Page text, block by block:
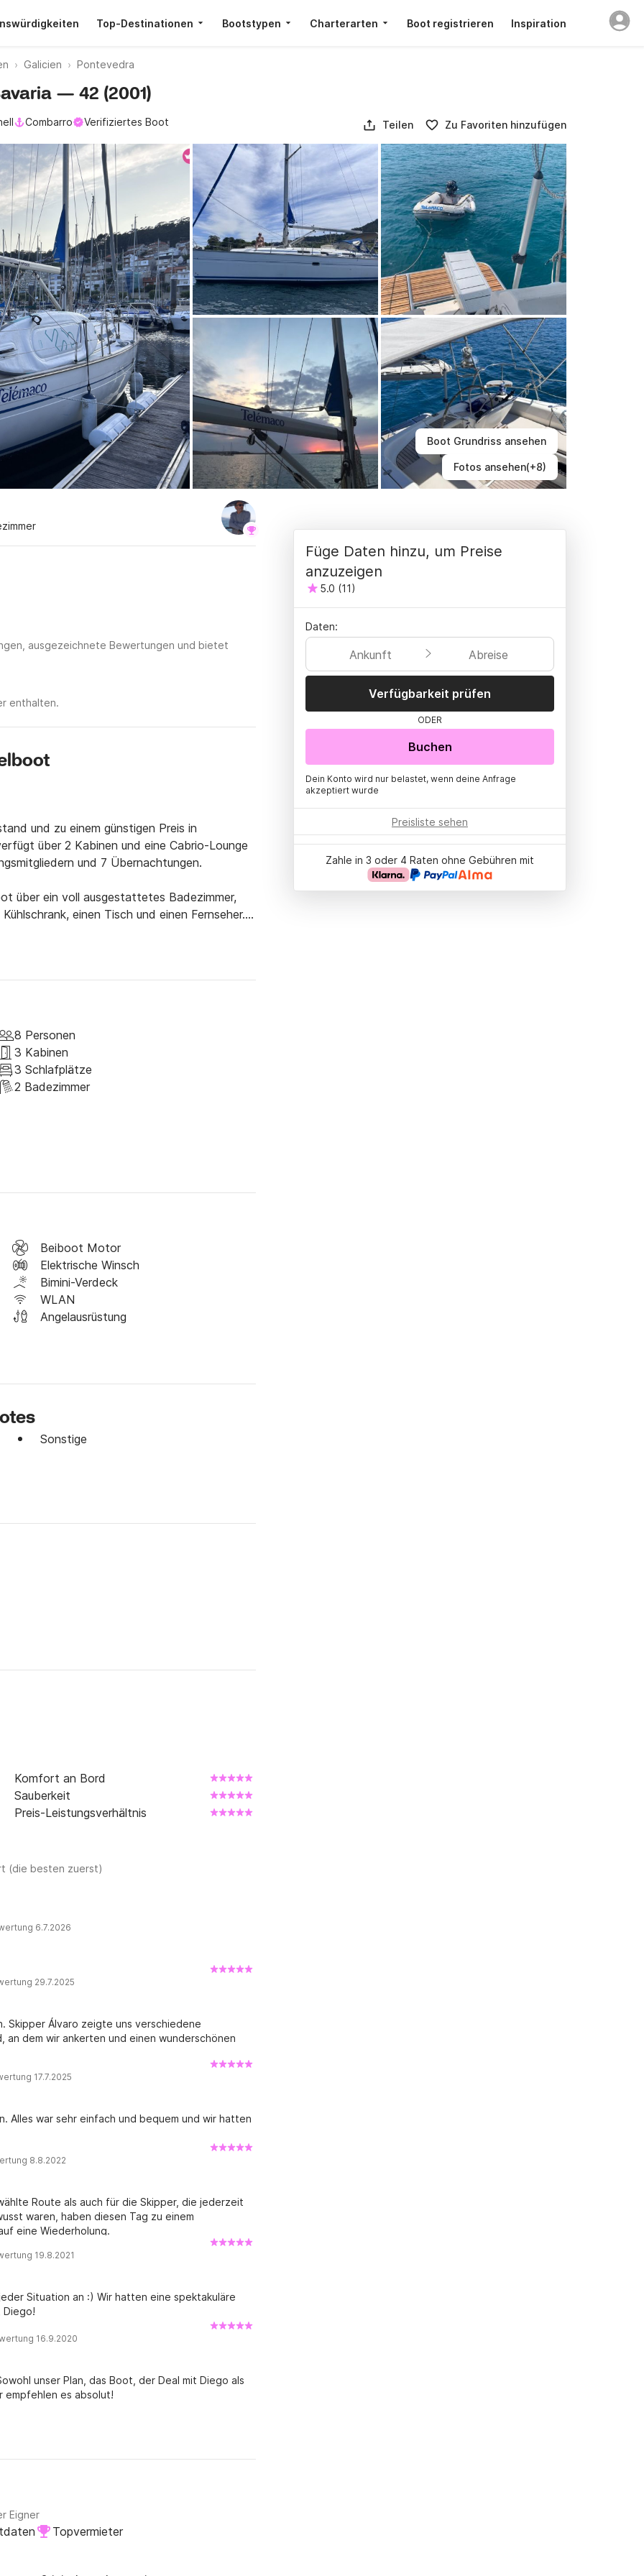
Top-Destinationen Bootstypen Charterarten Boot registrieren Inspiration
Galicien Pontevedra
Boot Grundriss ansehen
Fotos ansehen(+8)
— 42 (2001)
Combarro Verifiziertes Boot Teilen Zu Favoriten hinzufügen
ausgezeichnete Bewertungen und bietet
enthalten.
und zu einem günstigen Preis in
über 2 Kabinen und eine Cabrio-Lounge
und 7 Übernachtungen.
über ein voll ausgestattetes Badezimmer,
einen Tisch und einen Fernseher.
eine Bimini-Markise, ein Tisch, eine Dusche,
unter dem Kommando eines professionellen
Sie die entlegensten Orte von Pontevedra
Boat-Plattform zu stellen.
8 Personen
3 Kabinen
3 Schlafplätze
2 Badezimmer
Beiboot Motor
Elektrische Winsch
Bimini-Verdeck
WLAN
Angelausrüstung
Sonstige
Komfort an Bord
Sauberkeit
Preis-Leistungsverhältnis
(die besten zuerst)
6.7.2026
29.7.2025
Skipper Álvaro zeigte uns verschiedene
an dem wir ankerten und einen wunderschönen
17.7.2025
Alles war sehr einfach und bequem und wir hatten
8.8.2022
Route als auch für die Skipper, die jederzeit
waren, haben diesen Tag zu einem
eine Wiederholung.
19.8.2021
Situation an :) Wir hatten eine spektakuläre
Diego!
16.9.2020
unser Plan, das Boot, der Deal mit Diego als
empfehlen es absolut!
Eigner
Topvermieter
Füge Daten hinzu, um Preise
anzuzeigen
5.0 (11)
Daten:
Ankunft Abreise
Verfügbarkeit prüfen
ODER
Buchen
Dein Konto wird nur belastet, wenn deine Anfrage
akzeptiert wurde
Preisliste sehen
Zahle in 3 oder 4 Raten ohne Gebühren mit